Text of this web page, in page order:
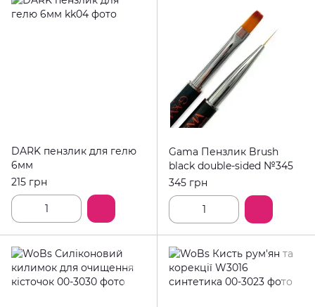
DARK пензлик для гелю
6мм
215 грн
Gama Пензлик Brush
black double-sided №345
345 грн